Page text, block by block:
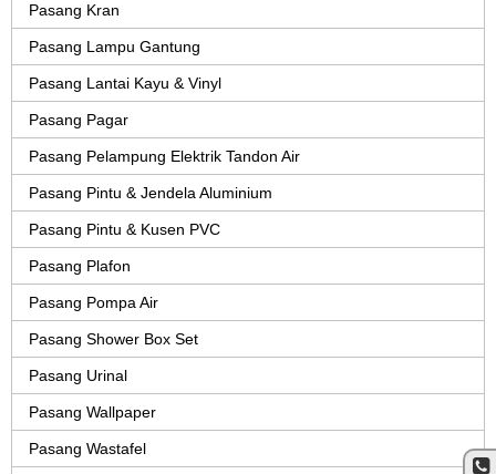
Pasang Kran
Pasang Lampu Gantung
Pasang Lantai Kayu & Vinyl
Pasang Pagar
Pasang Pelampung Elektrik Tandon Air
Pasang Pintu & Jendela Aluminium
Pasang Pintu & Kusen PVC
Pasang Plafon
Pasang Pompa Air
Pasang Shower Box Set
Pasang Urinal
Pasang Wallpaper
Pasang Wastafel